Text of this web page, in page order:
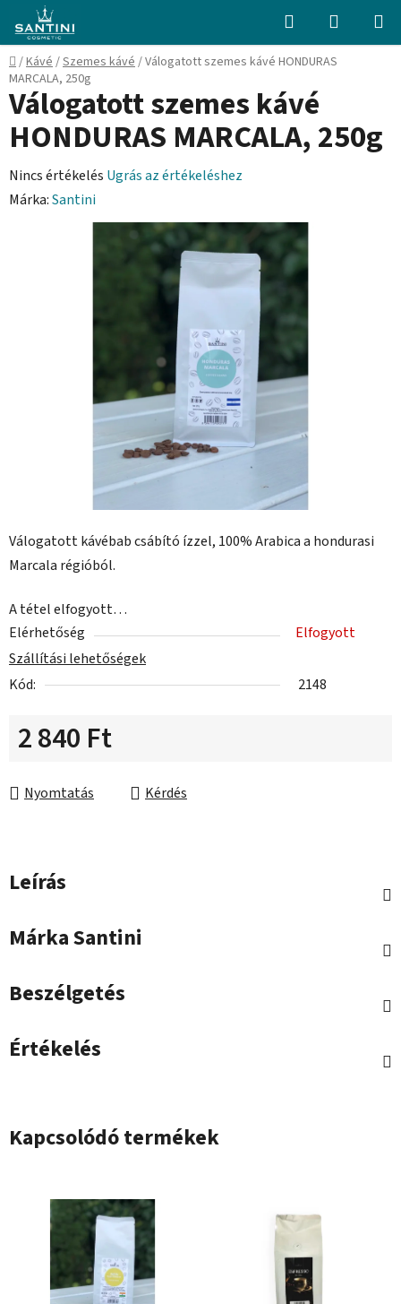
fő
tartalomhoz
Keresés KOSÁR
Kezdőlap
/Kávé/Szemes kávé/Válogatott szemes kávé HONDURAS
MARCALA, 250g
Válogatott kávébab csábító ízzel, 100% Arabica a hondurasi
Marcala régióból.
A tétel elfogyott…
Elérhetőség
Elfogyott
Szállítási lehetőségek
Kód:
2148
2 840 Ft
Nyomtatás
Kérdés
Válogatott szemes kávé
HONDURAS MARCALA, 250g
A
termék
Nincs értékelés Ugrás az értékeléshez
Márka:Santini
Leírás
MárkaSantini
Beszélgetés
Értékelés
Kapcsolódó termékek